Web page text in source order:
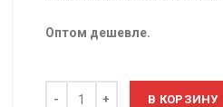
Оптом дешевле.
В КОРЗИНУ